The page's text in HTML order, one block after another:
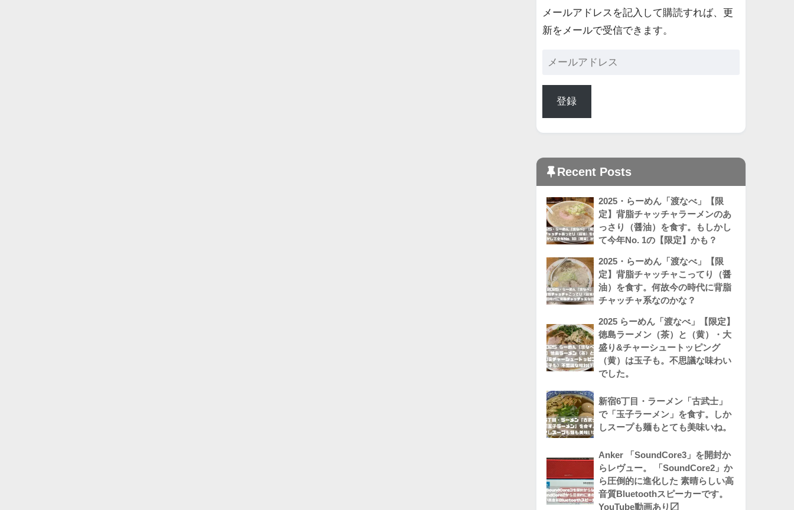
メールアドレスを記入して購読すれば、更
新をメールで受信できます。
登録
Recent Posts
2025・らーめん「渡なべ」【限
定】背脂チャッチャラーメンのあ
っさり（醤油）を食す。もしかし
て今年No. 1の【限定】かも？
2025・らーめん「渡なべ」【限
定】背脂チャッチャこってり（醤
油）を食す。何故今の時代に背脂
チャッチャ系なのかな？
2025 らーめん「渡なべ」【限定】
徳島ラーメン（茶）と（黄）・大
盛り&チャーシュートッピング
（黄）は玉子も。不思議な味わい
でした。
新宿6丁目・ラーメン「古武士」
で「玉子ラーメン」を食す。しか
しスープも麺もとても美味いね。
Anker 「SoundCore3」を開封か
らレヴュー。 「SoundCore2」か
ら圧倒的に進化した 素晴らしい高
音質Bluetoothスピーカーです。
YouTube動画あり〼